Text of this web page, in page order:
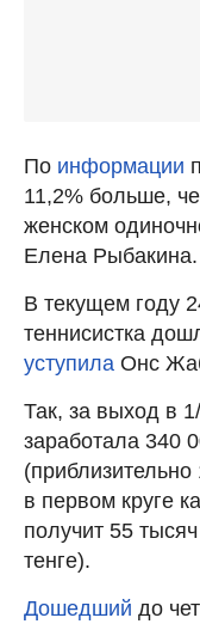
По информации
11,2% больше,
женском
Елена Рыбакина.
В текущем году
теннисистка
уступила Онс
Так, за выход в
заработала 340
в первом круге
получит 55
тенге).
Дошедший до